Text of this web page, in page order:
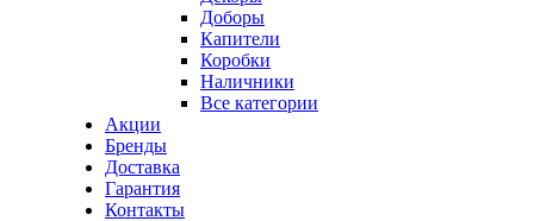
Доборы
Капители
Коробки
Наличники
Все категории
Акции
Бренды
Доставка
Гарантия
Контакты